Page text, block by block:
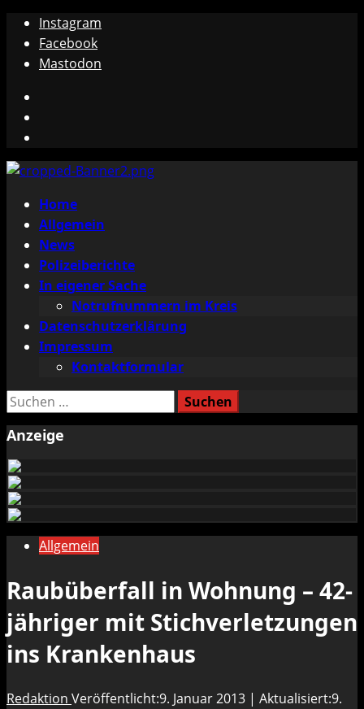
Zum
Inhalt
springen
Instagram
Facebook
Mastodon
Primäres
Menü
Home
Allgemein
News
Polizeiberichte
In eigener Sache
Notrufnummern im Kreis
Datenschutzerklärung
Impressum
Kontaktformular
Suchen
Anzeige
Allgemein
Raubüberfall in Wohnung – 42-
jähriger mit Stichverletzungen
ins Krankenhaus
Redaktion Veröffentlicht:9. Januar 2013 | Aktualisiert:9.